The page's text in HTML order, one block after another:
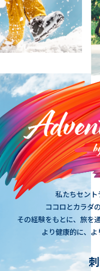
私たちセント
ココロとカラダ
その経験をもとに、旅を
より健康的に、よ